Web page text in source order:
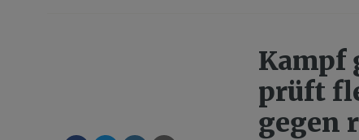
Kampf
prüft
gegen